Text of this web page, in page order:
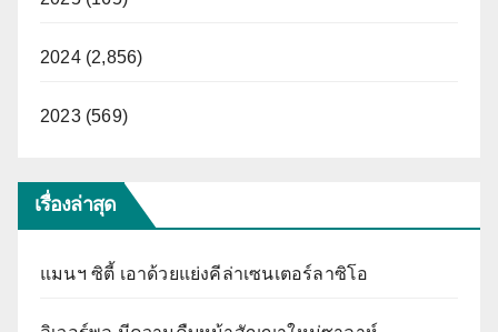
2024 (2,856)
2023 (569)
เรื่องล่าสุด
แมนฯ ซิตี้ เอาด้วยแย่งคีล่าเซนเตอร์ลาซิโอ